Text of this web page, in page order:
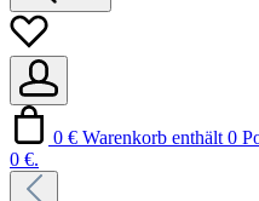
0 € Warenkorb enthält 0
0 €.